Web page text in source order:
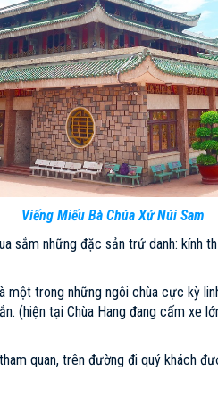
Viếng Miếu Bà Chúa Xứ Núi Sam
sắm những đặc sản trứ danh: kính
một trong những ngôi chùa cực kỳ
(hiện tại Chùa Hang đang cấm xe
quan, trên đường đi quý khách